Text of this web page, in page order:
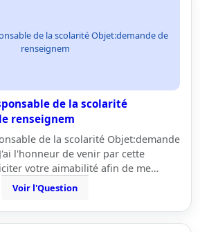
de la scolarité Objet:demande de
renseignem
de la scolarité
renseignem
de la scolarité Objet:demande
l'honneur de venir par cette
votre aimabilité afin de me…
Voir l'Question